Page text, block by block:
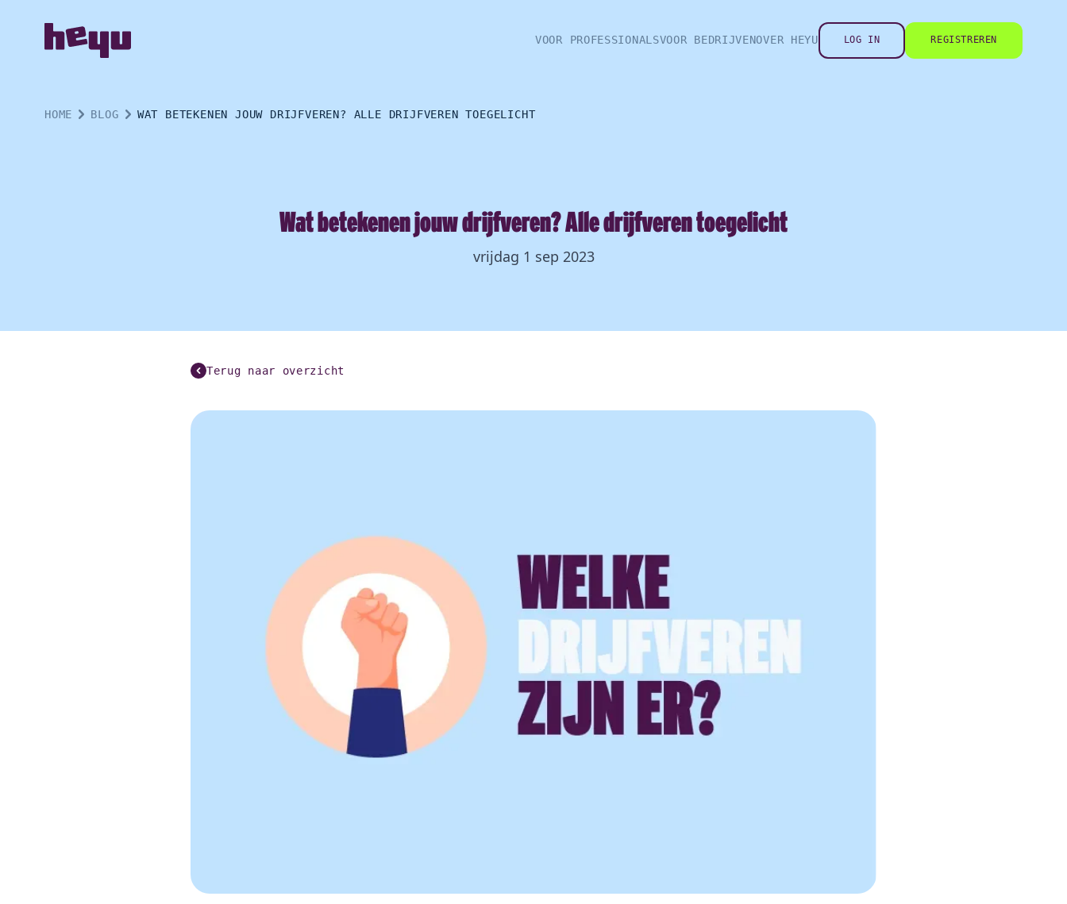
VOOR PROFESSIONALSVOOR BEDRIJVENOVER HEYU LOG IN REGISTREREN
HOME BLOG WAT BETEKENEN JOUW DRIJFVEREN? ALLE DRIJFVEREN TOEGELICHT
Wat betekenen jouw drijfveren? Alle drijfveren toegelicht
vrijdag 1 sep 2023
Terug naar overzicht